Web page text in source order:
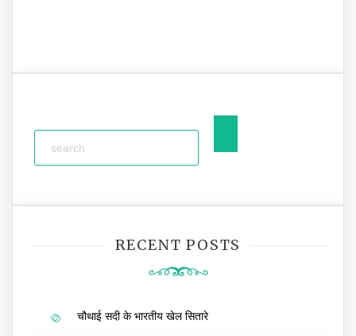
RECENT POSTS
चौथाई सदी के भारतीय खेल सितारे